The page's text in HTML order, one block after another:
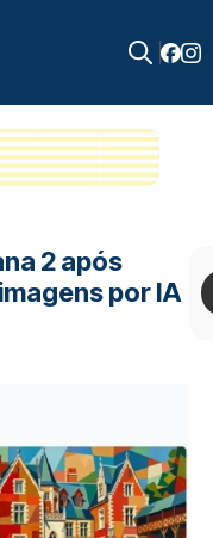
for:
2 após
por IA